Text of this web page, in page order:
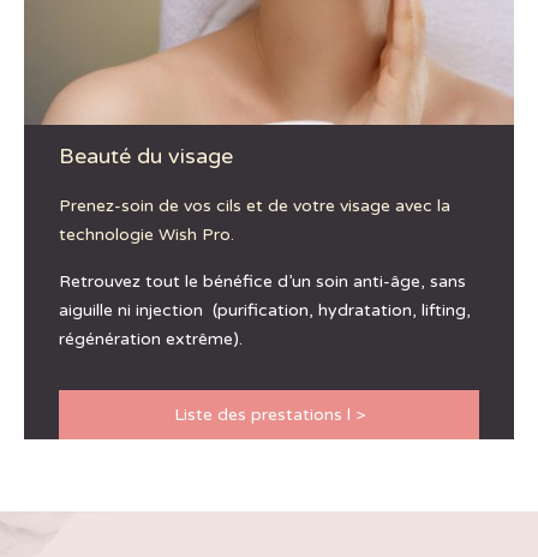
Beauté du visage
Prenez-soin de vos cils et de votre visage avec la
technologie Wish Pro.
Retrouvez tout le bénéfice d’un soin anti-âge, sans
aiguille ni injection (purification, hydratation, lifting,
régénération extrême).
Liste des prestations l >